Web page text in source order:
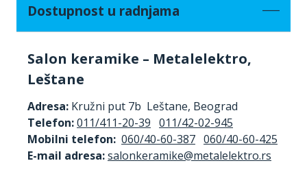
Dostupnost u radnjama
Salon keramike – Metalelektro,
Leštane
Adresa: Kružni put 7b Leštane, Beograd
Telefon:011/411-20-39 011/42-02-945
Mobilni telefon: 060/40-60-387 060/40-60-425
E-mail adresa: